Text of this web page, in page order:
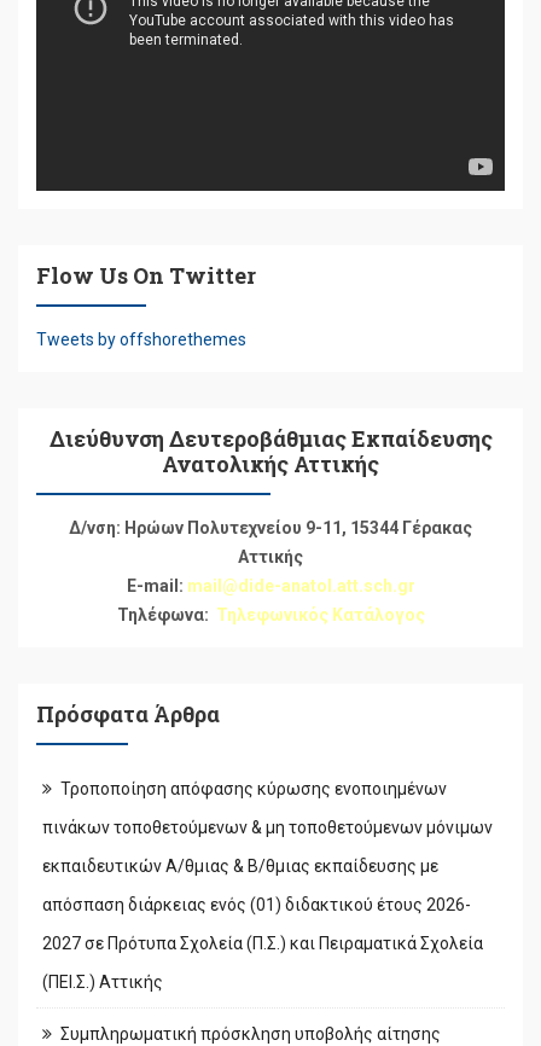
Flow Us On Twitter
Tweets by offshorethemes
Διεύθυνση Δευτεροβάθμιας Εκπαίδευσης
Ανατολικής Αττικής
Δ/νση: Ηρώων Πολυτεχνείου 9-11, 15344 Γέρακας
Αττικής
E-mail: mail@dide-anatol.att.sch.gr
Τηλέφωνα: Τηλεφωνικός Κατάλογος
Πρόσφατα Άρθρα
Τροποποίηση απόφασης κύρωσης ενοποιημένων
πινάκων τοποθετούμενων & μη τοποθετούμενων μόνιμων
εκπαιδευτικών Α/θμιας & Β/θμιας εκπαίδευσης με
απόσπαση διάρκειας ενός (01) διδακτικού έτους 2026-
2027 σε Πρότυπα Σχολεία (Π.Σ.) και Πειραματικά Σχολεία
(ΠΕΙ.Σ.) Αττικής
Συμπληρωματική πρόσκληση υποβολής αίτησης